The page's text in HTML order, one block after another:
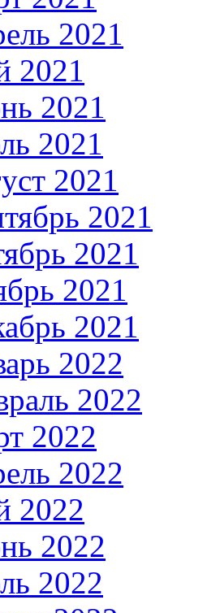
2021
2021
2021
2021
2021
2021
2021
2021
2021
2022
2022
2022
2022
2022
2022
2022